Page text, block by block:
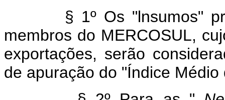
§ 1º Os "lnsumos"
membros do MERCOSUL,
exportações, serão
de apuração do "Índice